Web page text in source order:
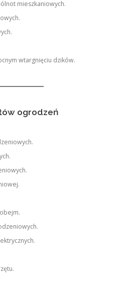
mieszkaniowych.
wtargnięciu dzików.
ogrodzeń